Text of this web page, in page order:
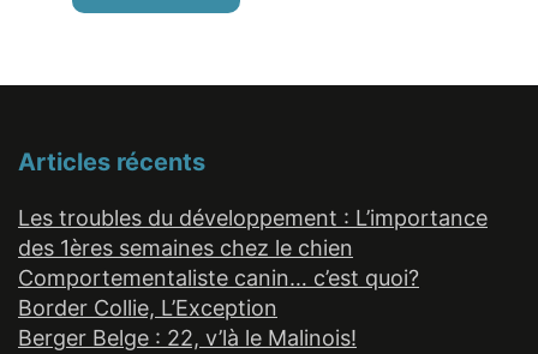
Articles récents
Les troubles du développement : L’importance
des 1ères semaines chez le chien
Comportementaliste canin… c’est quoi?
Border Collie, L’Exception
Berger Belge : 22, v’là le Malinois!